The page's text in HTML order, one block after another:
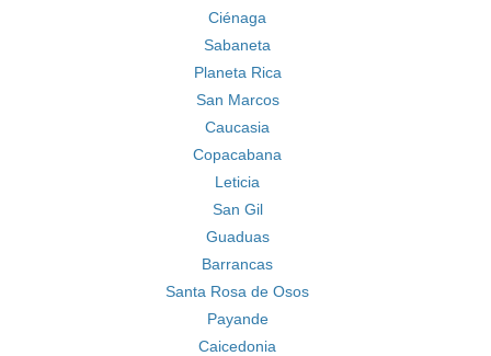
Ciénaga
Sabaneta
Planeta Rica
San Marcos
Caucasia
Copacabana
Leticia
San Gil
Guaduas
Barrancas
Santa Rosa de Osos
Payande
Caicedonia